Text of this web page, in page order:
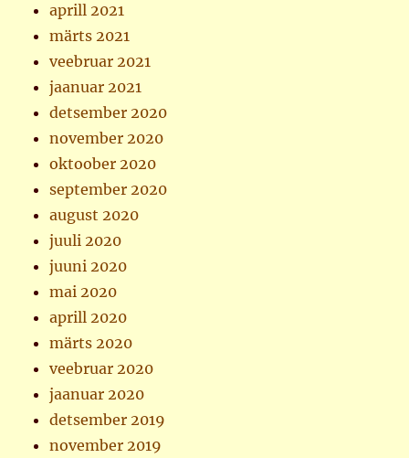
aprill 2021
märts 2021
veebruar 2021
jaanuar 2021
detsember 2020
november 2020
oktoober 2020
september 2020
august 2020
juuli 2020
juuni 2020
mai 2020
aprill 2020
märts 2020
veebruar 2020
jaanuar 2020
detsember 2019
november 2019